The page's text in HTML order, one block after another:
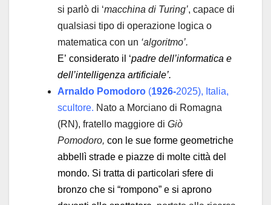
si parlò di ‘macchina di Turing’, capace di
qualsiasi tipo di operazione logica o
matematica con un ‘algoritmo’.
E’ considerato il ‘padre dell’informatica e
dell’intelligenza artificiale’.
Arnaldo Pomodoro (1926-2025), Italia,
scultore. Nato a Morciano di Romagna
(RN), fratello maggiore di Giò
Pomodoro, con le sue forme geometriche
abbellì strade e piazze di molte città del
mondo. Si tratta di particolari sfere di
bronzo che si “rompono” e si aprono